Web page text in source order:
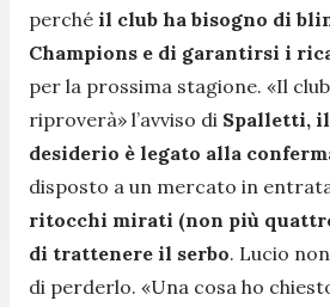
perché il club ha bisogno di
Champions e di garantirsi i
per la prossima stagione. «Il
riproverà» l’avviso di Spalletti,
desiderio è legato alla
disposto a un mercato in
ritocchi mirati (non più
di trattenere il serbo. Lucio
di perderlo. «Una cosa ho